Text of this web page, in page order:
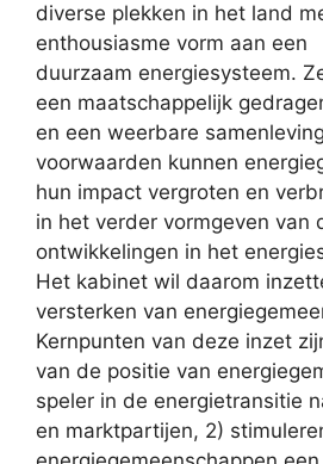
diverse plekken in het land
enthousiasme vorm aan een
duurzaam energiesysteem.
een maatschappelijk
en een weerbare
voorwaarden kunnen
hun impact vergroten en
in het verder vormgeven van
ontwikkelingen in het
Het kabinet wil daarom
versterken van
Kernpunten van deze inzet
van de positie van
speler in de energietransitie
en marktpartijen, 2)